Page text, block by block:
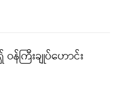
န်ကြီးချုပ်ဟောင်း